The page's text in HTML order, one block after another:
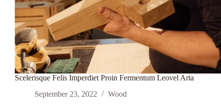
Scelerisque Felis Imperdiet Proin Fermentum Leovel Arta
September 23, 2022
Wood